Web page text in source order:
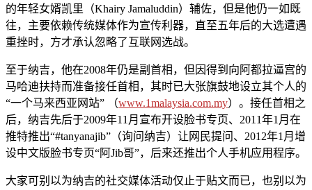
的年轻女婿凯里（Khairy Jamaluddin）辅佐，但是他仍一如既
往，主要依赖传统媒体作为宣传利器，直至五年后的大选遭遇
重挫时，方才承认忽略了互联网选战。
至于纳吉，他在2008年仍是副首相，但因得到向阿都拉逼宫的
马哈迪扶持而准备接任首相，其时已大张旗鼓地设立其个人的
“一个马来西亚网站” （www.1malaysia.com.my）。接任首相之
后，纳吉先后于2009年11月宣布开设脸书专页、2011年1月在
推特推出“#tanyanajib”（询问纳吉）让网民提问、2012年1月增
设中文版脸书专页“阿Jib哥”，后来还推出个人手机应用程序。
大家可别以为纳吉的社交媒体活动仅止于贴文而已，也别以为